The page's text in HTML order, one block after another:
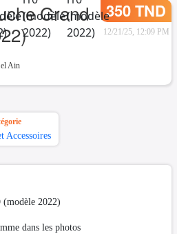
Grand
350 TND
12/21/25, 12:09 PM
Ain
Accessoires
(modèle 2022)
dans les photos